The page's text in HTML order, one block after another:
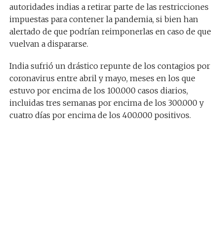
autoridades indias a retirar parte de las restricciones
impuestas para contener la pandemia, si bien han
alertado de que podrían reimponerlas en caso de que
vuelvan a dispararse.
India sufrió un drástico repunte de los contagios por
coronavirus entre abril y mayo, meses en los que
estuvo por encima de los 100.000 casos diarios,
incluidas tres semanas por encima de los 300.000 y
cuatro días por encima de los 400.000 positivos.